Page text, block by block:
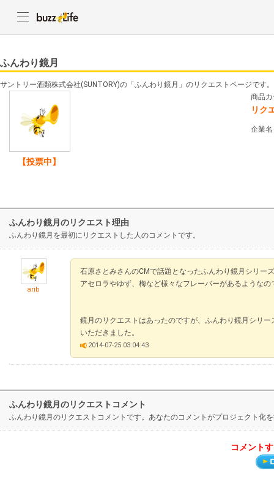
ふんわり鏡月
サントリー酒類株式会社(SUNTORY)の「ふんわり鏡月」のリクエストページです。
【投票中】
商品
リク
企業
ふんわり鏡月のリクエスト理由
ふんわり鏡月を最初にリクエストした人のコメントです。
arib
石原さとみさんのCMで話題となったふんわり鏡月シリー
アセロラやゆず、梅など様々なフレーバーがあるような
鏡月のリクエストはあったのですが、ふんわり鏡月シリ
いただきました。
2014-07-25 03:04:43
ふんわり鏡月のリクエストコメント
ふんわり鏡月のリクエストコメントです。あなたのコメントがプロジェクト化
コメント